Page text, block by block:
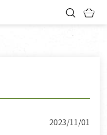
2023/11/01